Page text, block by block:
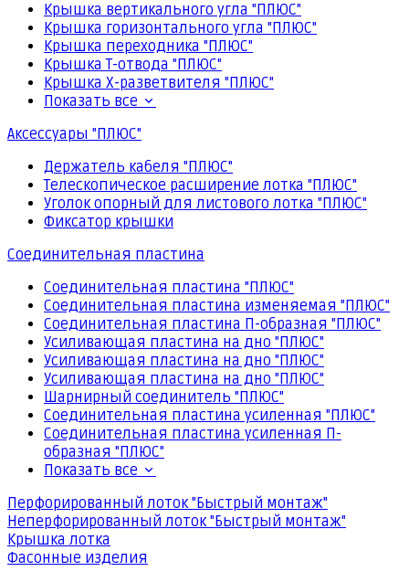
Крышка вертикального угла "ПЛЮС"
Крышка горизонтального угла "ПЛЮС"
Крышка переходника "ПЛЮС"
Крышка Т-отвода "ПЛЮС"
Крышка Х-разветвителя "ПЛЮС"
Показать все
Аксессуары "ПЛЮС"
Держатель кабеля "ПЛЮС"
Телескопическое расширение лотка "ПЛЮС"
Уголок опорный для листового лотка "ПЛЮС"
Фиксатор крышки
Соединительная пластина
Соединительная пластина "ПЛЮС"
Соединительная пластина изменяемая "ПЛЮС"
Соединительная пластина П-образная "ПЛЮС"
Усиливающая пластина на дно "ПЛЮС"
Усиливающая пластина на дно "ПЛЮС"
Усиливающая пластина на дно "ПЛЮС"
Шарнирный соединитель "ПЛЮС"
Соединительная пластина усиленная "ПЛЮС"
Соединительная пластина усиленная П-
образная "ПЛЮС"
Показать все
Перфорированный лоток "Быстрый монтаж"
Неперфорированный лоток "Быстрый монтаж"
Крышка лотка
Фасонные изделия